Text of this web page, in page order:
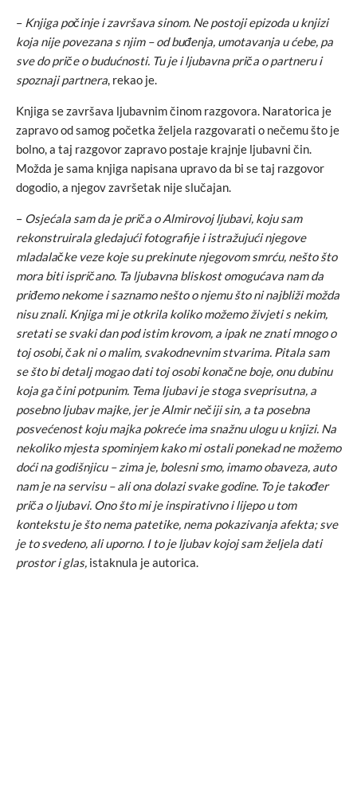
– Knjiga počinje i završava sinom. Ne postoji epizoda u knjizi
koja nije povezana s njim – od buđenja, umotavanja u ćebe, pa
sve do priče o budućnosti. Tu je i ljubavna priča o partneru i
spoznaji partnera, rekao je.
Knjiga se završava ljubavnim činom razgovora. Naratorica je
zapravo od samog početka željela razgovarati o nečemu što je
bolno, a taj razgovor zapravo postaje krajnje ljubavni čin.
Možda je sama knjiga napisana upravo da bi se taj razgovor
dogodio, a njegov završetak nije slučajan.
– Osjećala sam da je priča o Almirovoj ljubavi, koju sam
rekonstruirala gledajući fotografije i istražujući njegove
mladalačke veze koje su prekinute njegovom smrću, nešto što
mora biti ispričano. Ta ljubavna bliskost omogućava nam da
priđemo nekome i saznamo nešto o njemu što ni najbliži možda
nisu znali. Knjiga mi je otkrila koliko možemo živjeti s nekim,
sretati se svaki dan pod istim krovom, a ipak ne znati mnogo o
toj osobi, čak ni o malim, svakodnevnim stvarima. Pitala sam
se što bi detalj mogao dati toj osobi konačne boje, onu dubinu
koja ga čini potpunim. Tema ljubavi je stoga sveprisutna, a
posebno ljubav majke, jer je Almir nečiji sin, a ta posebna
posvećenost koju majka pokreće ima snažnu ulogu u knjizi. Na
nekoliko mjesta spominjem kako mi ostali ponekad ne možemo
doći na godišnjicu – zima je, bolesni smo, imamo obaveza, auto
nam je na servisu – ali ona dolazi svake godine. To je također
priča o ljubavi. Ono što mi je inspirativno i lijepo u tom
kontekstu je što nema patetike, nema pokazivanja afekta; sve
je to svedeno, ali uporno. I to je ljubav kojoj sam željela dati
prostor i glas, istaknula je autorica.